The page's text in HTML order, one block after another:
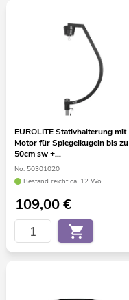
EUROLITE Stativhalterung mit
Motor für Spiegelkugeln bis zu
50cm sw +
Schnellverbindungsglied
No. 50301020
Bestand reicht ca. 12 Wo.
109,00€